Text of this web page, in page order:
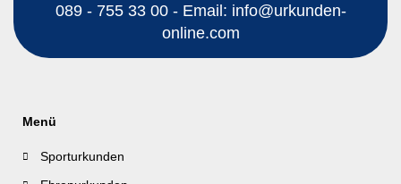
089 - 755 33 00 - Email: info@urkunden-
online.com
Menü
Sporturkunden